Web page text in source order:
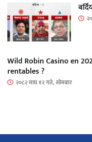
Wild Robin Casino en
rentables ?
२०८२ माघ १२ गते, सोमबार